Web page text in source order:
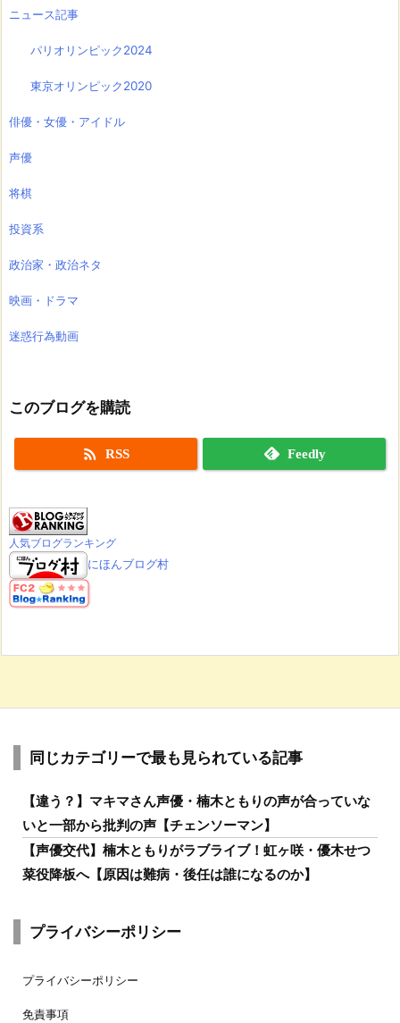
ニュース記事
パリオリンピック2024
東京オリンピック2020
俳優・女優・アイドル
声優
将棋
投資系
政治家・政治ネタ
映画・ドラマ
迷惑行為動画
このブログを購読
 RSS Feedly
人気ブログランキング
にほんブログ村
同じカテゴリーで最も見られている記事
【違う？】マキマさん声優・楠木ともりの声が合っていな
いと一部から批判の声【チェンソーマン】
【声優交代】楠木ともりがラブライブ！虹ヶ咲・優木せつ
菜役降板へ【原因は難病・後任は誰になるのか】
プライバシーポリシー
プライバシーポリシー
免責事項